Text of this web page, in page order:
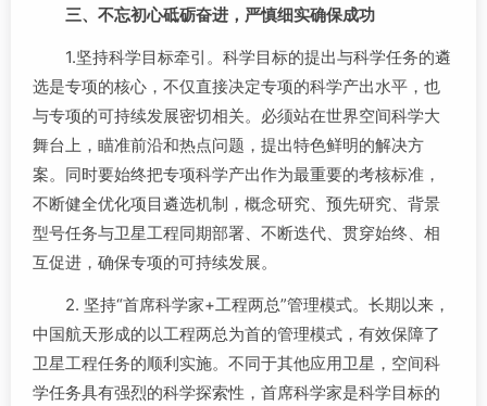
三、不忘初心砥砺奋进，严慎细实确保成功
1.坚持科学目标牵引。科学目标的提出与科学任务的遴
选是专项的核心，不仅直接决定专项的科学产出水平，也
与专项的可持续发展密切相关。必须站在世界空间科学大
舞台上，瞄准前沿和热点问题，提出特色鲜明的解决方
案。同时要始终把专项科学产出作为最重要的考核标准，
不断健全优化项目遴选机制，概念研究、预先研究、背景
型号任务与卫星工程同期部署、不断迭代、贯穿始终、相
互促进，确保专项的可持续发展。
2. 坚持“首席科学家+工程两总”管理模式。长期以来，
中国航天形成的以工程两总为首的管理模式，有效保障了
卫星工程任务的顺利实施。不同于其他应用卫星，空间科
学任务具有强烈的科学探索性，首席科学家是科学目标的